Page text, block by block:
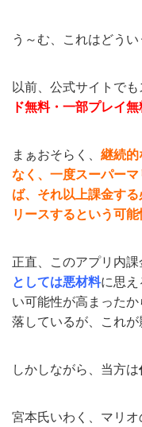
う～む、これはどうい
以前、公式サイトで
ド無料・一部プレイ無
まぁおそらく、 継続
なく、一度スーパー
ば、それ以上課金す
リースするという可
正直、このアプリ内
としては悪材料に思
い可能性が高まった
落しているが、これが
しかしながら、当方は
宮本氏いわく、マリ